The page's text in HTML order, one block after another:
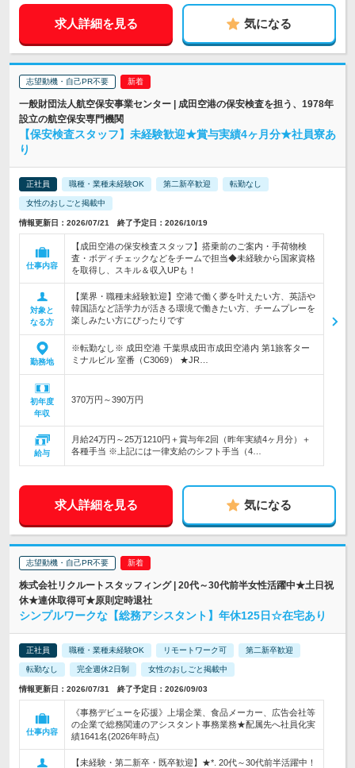
求人詳細を見る 気になる
志望動機・自己PR不要
一般財団法人航空保安事業センター | 成田空港の保安検査を担う、1978年
設立の航空保安専門機関
【保安検査スタッフ】未経験歓迎★賞与実績4ヶ月分★社員寮あ
り
正社員 職種・業種未経験OK 第二新卒歓迎 転勤なし
女性のおしごと掲載中
情報更新日：2026/07/21 終了予定日：2026/10/19
仕事内容
【成田空港の保安検査スタッフ】搭乗前のご案内・手荷物検
査・ボディチェックなどをチームで担当◆未経験から国家資格
を取得し、スキル＆収入UPも！
対象と
なる方
【業界・職種未経験歓迎】空港で働く夢を叶えたい方、英語や
韓国語など語学力が活きる環境で働きたい方、チームプレーを
楽しみたい方にぴったりです
勤務地
※転勤なし※ 成田空港 千葉県成田市成田空港内 第1旅客ター
ミナルビル 室番（C3069） ★JR…
初年度
年収
370万円～390万円
給与
月給24万円～25万1210円＋賞与年2回（昨年実績4ヶ月分）＋
各種手当 ※上記には一律支給のシフト手当（4…
求人詳細を見る 気になる
志望動機・自己PR不要
株式会社リクルートスタッフィング | 20代～30代前半女性活躍中★土日祝
休★連休取得可★原則定時退社
シンプルワークな【総務アシスタント】年休125日☆在宅あり
正社員 職種・業種未経験OK リモートワーク可 第二新卒歓迎
転勤なし 完全週休2日制 女性のおしごと掲載中
情報更新日：2026/07/31 終了予定日：2026/09/03
仕事内容
《事務デビューを応援》上場企業、食品メーカー、広告会社等
の企業で総務関連のアシスタント事務業務★配属先へ社員化実
績1641名(2026年時点)
【未経験・第二新卒・既卒歓迎】★*. 20代～30代前半活躍中！